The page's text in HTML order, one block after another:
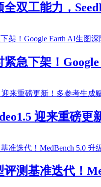
双工能力，
紧急下架！
迎来重磅
评测基准迭代！